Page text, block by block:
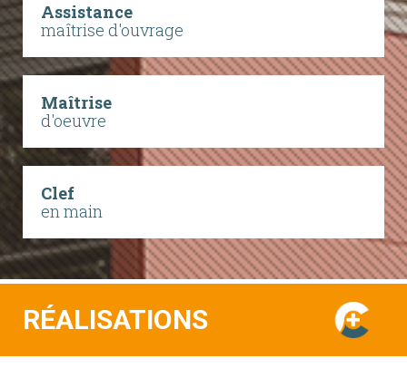
Assistance
maîtrise d'ouvrage
Maîtrise
d'oeuvre
Clef
en main
RÉALISATIONS